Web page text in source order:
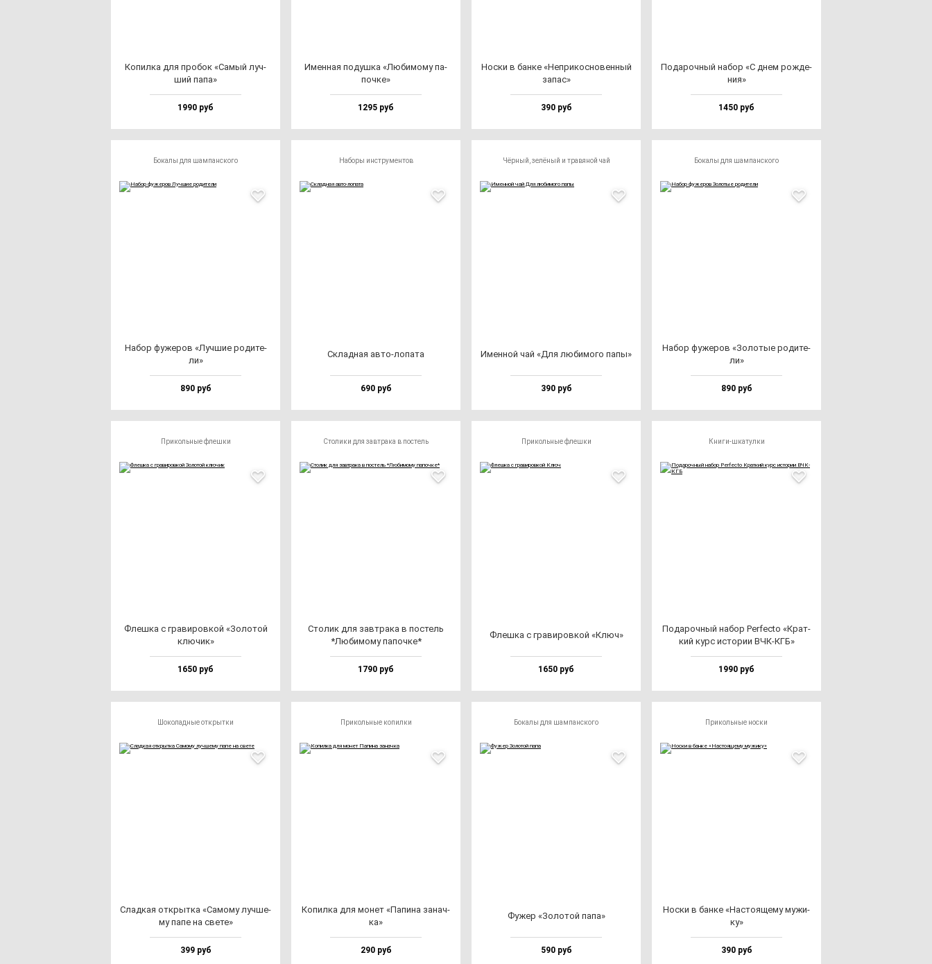
Копил­ка для про­бок «Самый луч­
ший па­па»
1990 руб
Имен­ная по­душ­ка «Люби­мо­му па­
поч­ке»
1295 руб
Нос­ки в бан­ке «Неп­ри­кос­но­вен­ный
за­пас»
390 руб
Пода­роч­ный на­бор «С днем рож­де­
ния»
1450 руб
Бокалы для шампанского
Набор фу­же­ров «Луч­шие ро­ди­те­
ли»
890 руб
Наборы инструментов
Склад­ная ав­то-ло­па­та
690 руб
Чёрный, зелёный и травяной чай
Имен­ной чай «Для лю­би­мо­го па­пы»
390 руб
Бокалы для шампанского
Набор фу­же­ров «Золо­тые ро­ди­те­
ли»
890 руб
Прикольные флешки
Флеш­ка с гра­ви­ров­кой «Золо­той
клю­чик»
1650 руб
Столики для завтрака в постель
Сто­лик для зав­тра­ка в пос­тель
*Люби­мо­му па­поч­ке*
1790 руб
Прикольные флешки
Флеш­ка с гра­ви­ров­кой «Ключ»
1650 руб
Книги-шкатулки
Пода­роч­ный на­бор Per­fec­to «Крат­
кий курс ис­то­рии ВЧК-КГБ»
1990 руб
Шоколадные открытки
Слад­кая от­крыт­ка «Само­му луч­ше­
му па­пе на све­те»
399 руб
Прикольные копилки
Копил­ка для мо­нет «Папи­на за­нач­
ка»
290 руб
Бокалы для шампанского
Фужер «Золо­той па­па»
590 руб
Прикольные носки
Нос­ки в бан­ке «Нас­то­яще­му му­жи­
ку»
390 руб